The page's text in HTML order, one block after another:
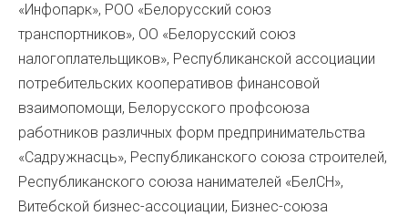
«Инфопарк», РОО «Белорусский союз
транспортников», ОО «Белорусский союз
налогоплательщиков», Республиканской ассоциации
потребительских кооперативов финансовой
взаимопомощи, Белорусского профсоюза
работников различных форм предпринимательства
«Садружнасць», Республиканского союза строителей,
Республиканского союза нанимателей «БелСН»,
Витебской бизнес-ассоциации, Бизнес-союза